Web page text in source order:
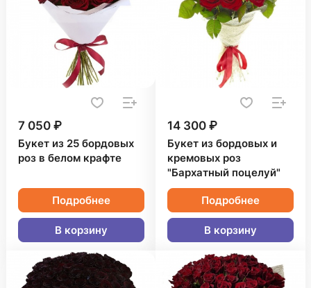
7 050 ₽
Букет из 25 бордовых
роз в белом крафте
Подробнее
В корзину
14 300 ₽
Букет из бордовых и
кремовых роз
"Бархатный поцелуй"
Подробнее
В корзину